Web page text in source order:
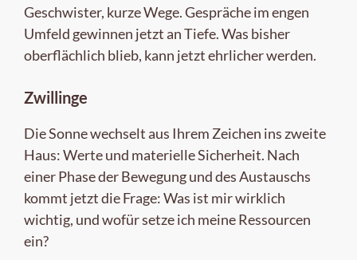
Geschwister, kurze Wege. Gespräche im engen
Umfeld gewinnen jetzt an Tiefe. Was bisher
oberflächlich blieb, kann jetzt ehrlicher werden.
Zwillinge
Die Sonne wechselt aus Ihrem Zeichen ins zweite
Haus: Werte und materielle Sicherheit. Nach
einer Phase der Bewegung und des Austauschs
kommt jetzt die Frage: Was ist mir wirklich
wichtig, und wofür setze ich meine Ressourcen
ein?